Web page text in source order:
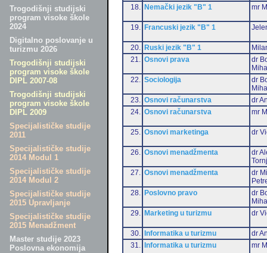
Trogodišnji studijski
program visoke škole
2024
Digitalno poslovanje u
turizmu 2026
Trogodišnji studijski
program visoke škole
DIPL 2007-08
Trogodišnji studijski
program visoke škole
DIPL 2009
Specijalističke studije
2011
Specijalističke studije
2014 Modul 1
Specijalističke studije
2014 Modul 2
Specijalističke studije
2015 Upravljanje
Specijalističke studije
2015 Menadžment
Master studije 2023
Poslovna ekonomija
18.
Nemački jezik "B" 1 mr
19. Francuski jezik "B" 1
20. Ruski jezik "B" 1
21.
Osnovi prava
dr
22.
Sociologija
dr
23.
Osnovi računarstva
dr
24.
Osnovi računarstva mr
25. Osnovi marketinga dr
26. Osnovi menadžmenta
dr
27.
Osnovi menadžmenta
dr
28.
Poslovno pravo
dr
29.
Marketing u turizmu dr
30. Informatika u turizmu
dr
31.
Informatika u turizmu mr